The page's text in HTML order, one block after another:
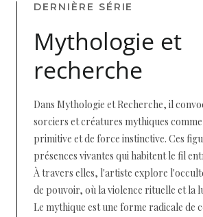
DERNIÈRE SÉRIE
Mythologie et
recherche
Dans Mythologie et Recherche, il
sorciers et créatures mythiques comme
primitive et de force instinctive. Ces
présences vivantes qui habitent le fil
À travers elles, l'artiste explore
de pouvoir, où la violence rituelle et la
Le mythique est une forme radicale de